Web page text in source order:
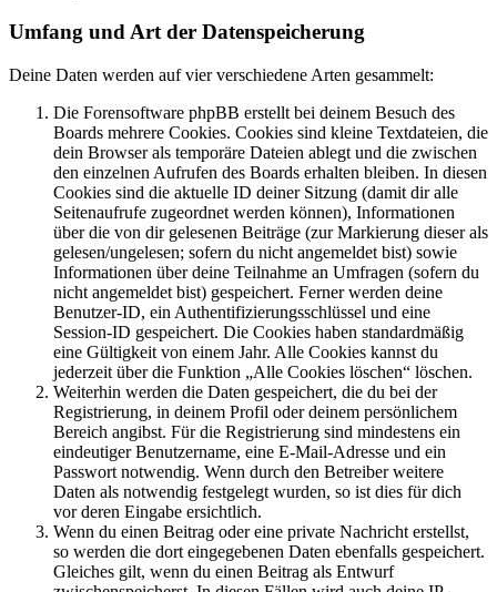
Umfang und Art der Datenspeicherung
Deine Daten werden auf vier verschiedene Arten gesammelt:
Die Forensoftware phpBB erstellt bei deinem Besuch des
Boards mehrere Cookies. Cookies sind kleine Textdateien, die
dein Browser als temporäre Dateien ablegt und die zwischen
den einzelnen Aufrufen des Boards erhalten bleiben. In diesen
Cookies sind die aktuelle ID deiner Sitzung (damit dir alle
Seitenaufrufe zugeordnet werden können), Informationen
über die von dir gelesenen Beiträge (zur Markierung dieser als
gelesen/ungelesen; sofern du nicht angemeldet bist) sowie
Informationen über deine Teilnahme an Umfragen (sofern du
nicht angemeldet bist) gespeichert. Ferner werden deine
Benutzer-ID, ein Authentifizierungsschlüssel und eine
Session-ID gespeichert. Die Cookies haben standardmäßig
eine Gültigkeit von einem Jahr. Alle Cookies kannst du
jederzeit über die Funktion „Alle Cookies löschen“ löschen.
Weiterhin werden die Daten gespeichert, die du bei der
Registrierung, in deinem Profil oder deinem persönlichem
Bereich angibst. Für die Registrierung sind mindestens ein
eindeutiger Benutzername, eine E-Mail-Adresse und ein
Passwort notwendig. Wenn durch den Betreiber weitere
Daten als notwendig festgelegt wurden, so ist dies für dich
vor deren Eingabe ersichtlich.
Wenn du einen Beitrag oder eine private Nachricht erstellst,
so werden die dort eingegebenen Daten ebenfalls gespeichert.
Gleiches gilt, wenn du einen Beitrag als Entwurf